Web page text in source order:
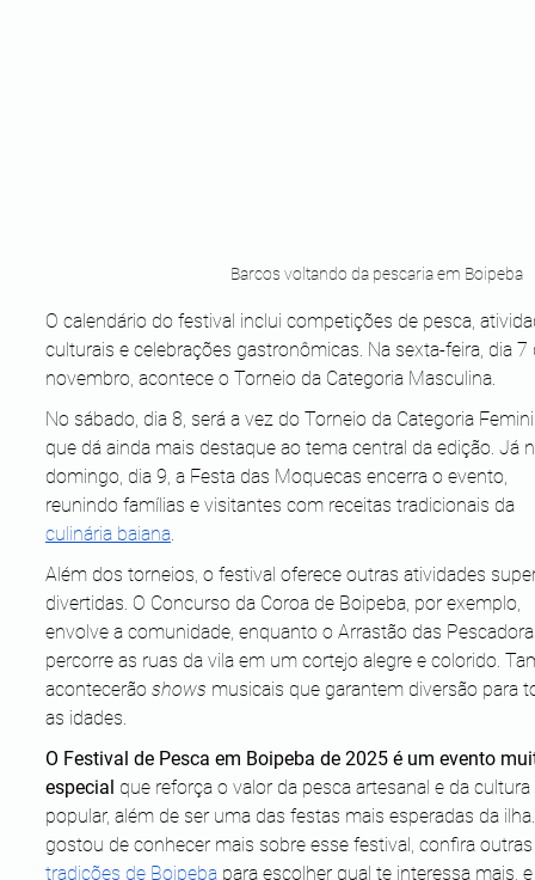
Barcos voltando da pescaria em Boipeba
O calendário do festival inclui competições de pesca,
culturais e celebrações gastronômicas. Na sexta-feira, dia
novembro, acontece o Torneio da Categoria Masculina.
No sábado, dia 8, será a vez do Torneio da Categoria
que dá ainda mais destaque ao tema central da edição. Já
domingo, dia 9, a Festa das Moquecas encerra o evento,
reunindo famílias e visitantes com receitas tradicionais da
culinária baiana
Além dos torneios, o festival oferece outras atividades
divertidas. O Concurso da Coroa de Boipeba, por exemplo,
envolve a comunidade, enquanto o Arrastão das
percorre as ruas da vila em um cortejo alegre e colorido.
acontecerão shows musicais que garantem diversão para
as idades.
O Festival de Pesca em Boipeba de 2025 é um evento
especial que reforça o valor da pesca artesanal e da cultura
popular, além de ser uma das festas mais esperadas da
gostou de conhecer mais sobre esse festival, confira
tradições de Boipeba para escolher qual te interessa mais,